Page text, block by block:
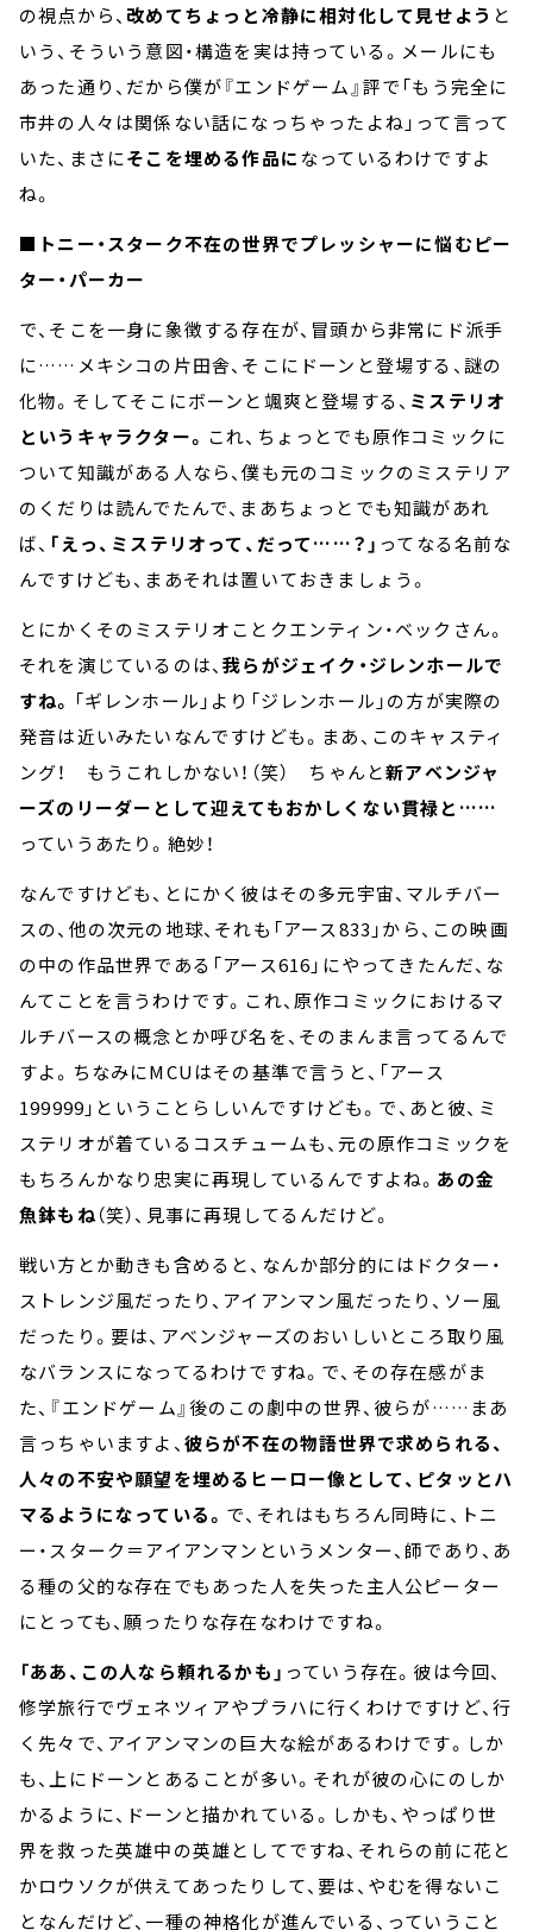
の視点から、 改めてちょっと冷静に相対化して見せよう と
いう、そういう意図・構造を実は持っている。メールにも
あった通り、だから僕が『エンドゲーム』評で「もう完全に
市井の人々は関係ない話になっちゃったよね」って言って
いた、まさにそこを埋める作品に なっているわけですよ
ね。
■トニー・スターク不在の世界でプレッシャーに悩むピー
ター・パーカー
で、そこを一身に象徴する存在が、冒頭から非常にド派手
に……メキシコの片田舎、そこにドーンと登場する、謎の
化物。そしてそこにボーンと颯爽と登場する、 ミステリオ
というキャラクター。 これ、ちょっとでも原作コミックに
ついて知識がある人なら、僕も元のコミックのミステリア
のくだりは読んでたんで、まあちょっとでも知識があれ
ば、 「えっ、ミステリオって、だって……？」 ってなる名前な
んですけども、まあそれは置いておきましょう。
とにかくそのミステリオことクエンティン・ベックさん。
それを演じているのは、我らがジェイク・ジレンホールで
すね。 「ギレンホール」より「ジレンホール」の方が実際の
発音は近いみたいなんですけども。まあ、このキャスティ
ング！ もうこれしかない！（笑） ちゃんと新アベンジャ
ーズのリーダーとして迎えてもおかしくない貫禄と……
っていうあたり。絶妙！
なんですけども、とにかく彼はその多元宇宙、マルチバー
スの、他の次元の地球、それも「アース833」から、この映画
の中の作品世界である「アース616」にやってきたんだ、な
んてことを言うわけです。これ、原作コミックにおけるマ
ルチバースの概念とか呼び名を、そのまんま言ってるんで
すよ。ちなみにMCUはその基準で言うと、「アース
199999」ということらしいんですけども。で、あと彼、ミ
ステリオが着ているコスチュームも、元の原作コミックを
もちろんかなり忠実に再現しているんですよね。 あの金
魚鉢もね（笑）、見事に再現してるんだけど。
戦い方とか動きも含めると、なんか部分的にはドクター・
ストレンジ風だったり、アイアンマン風だったり、ソー風
だったり。要は、アべンジャーズのおいしいところ取り風
なバランスになってるわけですね。で、その存在感がま
た、『エンドゲーム』後のこの劇中の世界、彼らが……まあ
言っちゃいますよ、 彼らが不在の物語世界で求められる、
人々の不安や願望を埋めるヒーロー像として、ピタッとハ
マるようになっている。 で、それはもちろん同時に、トニ
ー・スターク＝アイアンマンというメンター、師であり、あ
る種の父的な存在でもあった人を失った主人公ピーター
にとっても、願ったりな存在なわけですね。
「ああ、この人なら頼れるかも」 っていう存在。彼は今回、
修学旅行でヴェネツィアやプラハに行くわけですけど、行
く先々で、アイアンマンの巨大な絵があるわけです。しか
も、上にドーンとあることが多い。それが彼の心にのしか
かるように、ドーンと描かれている。しかも、やっぱり世
界を救った英雄中の英雄としてですね、それらの前に花と
かロウソクが供えてあったりして、要は、やむを得ないこ
となんだけど、一種の神格化が進んでいる、っていうこと